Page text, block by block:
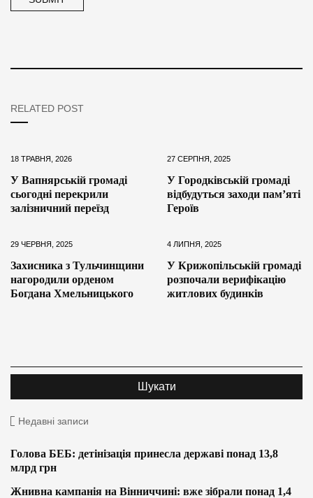
RELATED POST
18 ТРАВНЯ, 2026
У Вапнярській громаді
сьогодні перекрили
залізничний переїзд
27 СЕРПНЯ, 2025
У Городківській громаді
відбудуться заходи пам’яті
Героїв
29 ЧЕРВНЯ, 2025
Захисника з Тульчинщини
нагородили орденом
Богдана Хмельницького
4 ЛИПНЯ, 2025
У Крижопільській громаді
розпочали верифікацію
житлових будинків
Недавні записи
Голова БЕБ: детінізація принесла державі понад 13,8
млрд грн
Жнивна кампанія на Вінниччині: вже зібрали понад 1,4